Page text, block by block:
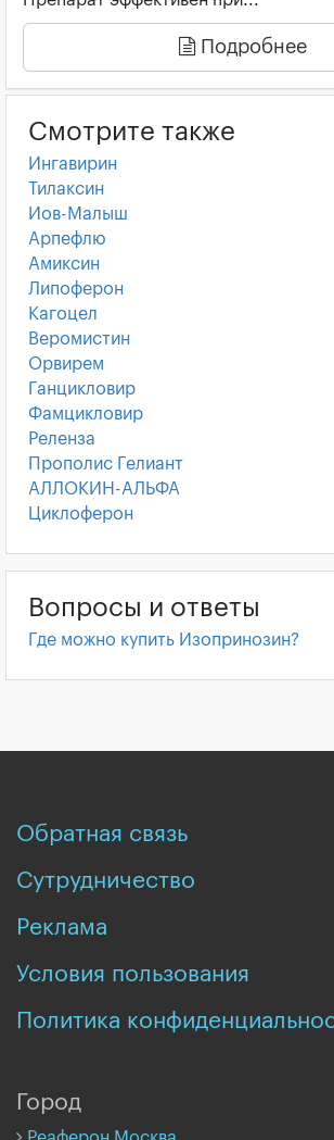
Подробнее
Смотрите также
Ингавирин
Тилаксин
Иов-Малыш
Арпефлю
Амиксин
Липоферон
Кагоцел
Веромистин
Орвирем
Ганцикловир
Фамцикловир
Реленза
Прополис Гелиант
АЛЛОКИН-АЛЬФА
Циклоферон
Вопросы и ответы
Где можно купить Изопринозин?
Обратная связь
Сутрудничество
Реклама
Условия пользования
Политика
Город